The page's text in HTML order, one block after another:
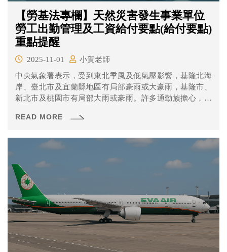
【勞基法專欄】天然災害發生事業單位
勞工出勤管理及工資給付要點(給付要點)
重點提醒
2025-11-01
小賀老師
中央氣象署表示，受到東北季風及低氣壓影響，基隆北海
岸、臺北市及宜蘭縣地區有局部豪雨或大豪雨，基隆市、
新北市及桃園市有局部大雨或豪雨。許多通勤族擔心，若
翰22日表示，因洪水、地震等因素，導致交通阻塞或困
對勞工有不利的對待。
READ MORE